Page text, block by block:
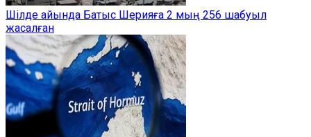
Шілде айында Батыс Шерияға 2 мың 256 шабуыл
жасалған